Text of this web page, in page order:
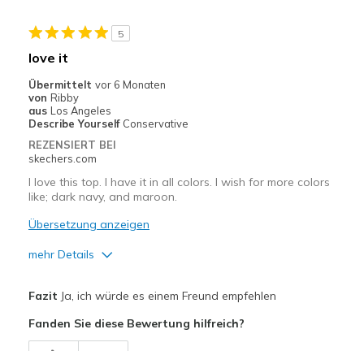
Geeignete Verwendung
Sizing
5
love it
Übermittelt vor 6 Monaten
von Ribby
aus Los Angeles
Describe Yourself Conservative
REZENSIERT BEI
skechers.com
I love this top. I have it in all colors. I wish for more colors
like; dark navy, and maroon.
Übersetzung anzeigen
mehr Details
Breathe Well
Fazit Ja, ich würde es einem Freund empfehlen
Fanden Sie diese Bewertung hilfreich?